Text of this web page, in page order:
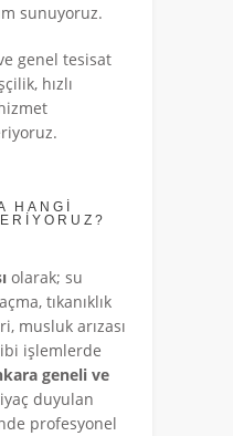
sunuyoruz.
ve genel tesisat
hızlı
HANGİ
olarak; su
tıkanıklık
musluk arızası
işlemlerde
geneli ve
duyulan
profesyonel